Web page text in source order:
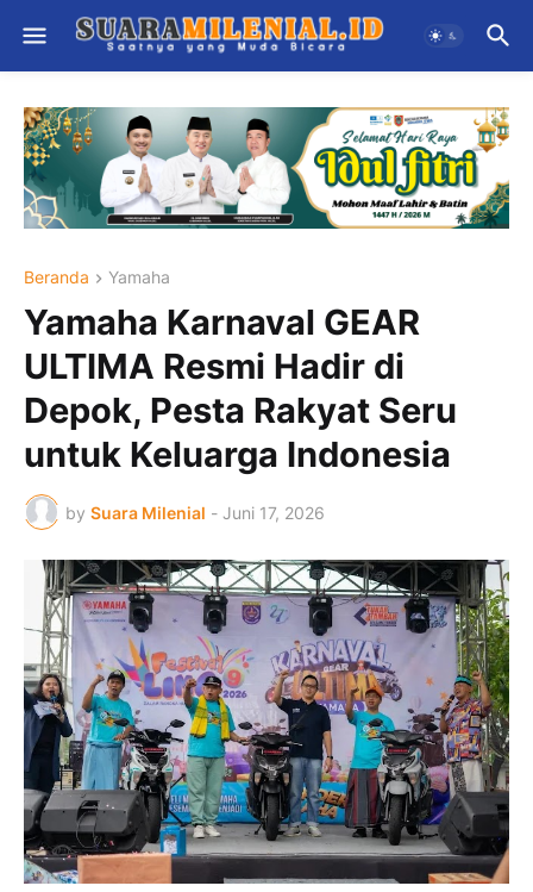
Beranda Yamaha
Yamaha Karnaval GEAR
ULTIMA Resmi Hadir di
Depok, Pesta Rakyat Seru
untuk Keluarga Indonesia
by Suara Milenial - Juni 17, 2026